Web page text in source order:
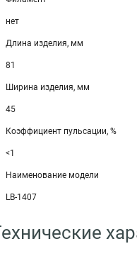
нет
Длина изделия, мм
81
Ширина изделия, мм
45
Коэффициент пульсации, %
<1
Наименование модели
LB-1407